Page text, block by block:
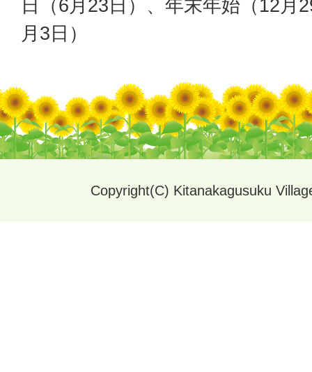
日（6月23日）、年末年始（12月
月3日）
Copyright(C) Kitanakagusuku